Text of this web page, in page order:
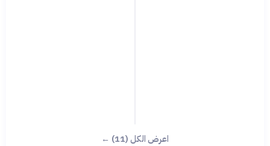
اعرض الكل (11) ←